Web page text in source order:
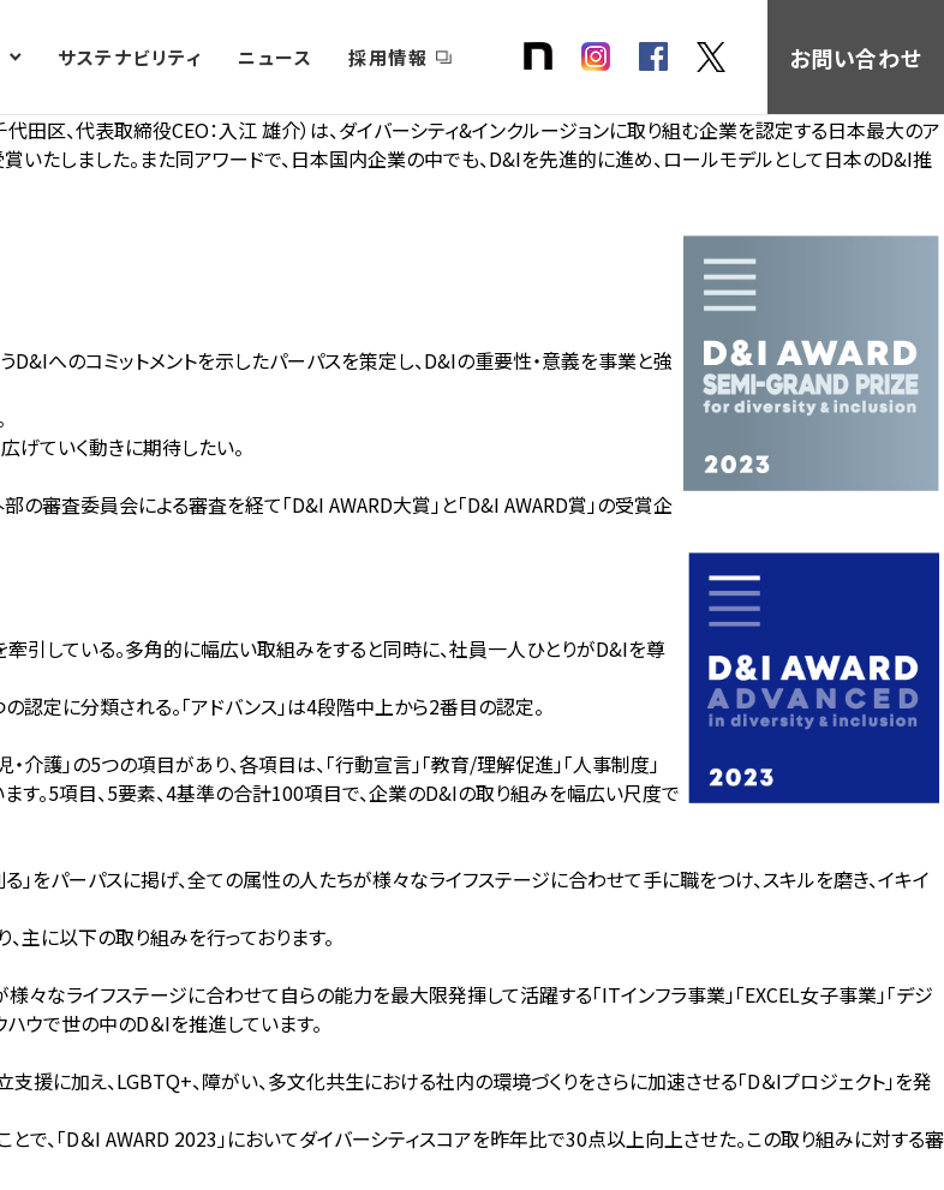
サステナビリティ ニュース 採用情報 お問い合わせ
田区、代表取締役CEO：入江 雄介）は、ダイバーシティ&インクルージョンに取り組む企業を認定する日本最大のア
賞いたしました。また同アワードで、日本国内企業の中でも、D&Iを先進的に進め、ロールモデルとして日本のD&I推
D&Iへのコミットメントを示したパーパスを策定し、D&Iの重要性・意義を事業と強
ていく動きに期待したい。
の審査委員会による審査を経て「D&I AWARD⼤賞」と「D&I AWARD賞」の受賞企
引している。多角的に幅広い取組みをすると同時に、社員一人ひとりがD&Iを尊
認定に分類される。「アドバンス」は4段階中上から2番目の認定。
・介護」の5つの項目があり、各項目は、「行動宣言」「教育/理解促進」「人事制度」
ます。5項目、5要素、4基準の合計100項目で、企業のD&Iの取り組みを幅広い尺度で
」をパーパスに掲げ、全ての属性の人たちが様々なライフステージに合わせて手に職をつけ、スキルを磨き、イキイ
主に以下の取り組みを行っております。
なライフステージに合わせて自らの能力を最大限発揮して活躍する「ITインフラ事業」「EXCEL女子事業」「デジ
ウで世の中のD＆Iを推進しています。
に加え、LGBTQ+、障がい、多文化共生における社内の環境づくりをさらに加速させる「D＆Iプロジェクト」を発
、「D＆I AWARD 2023」においてダイバーシティスコアを昨年比で30点以上向上させた。この取り組みに対する審